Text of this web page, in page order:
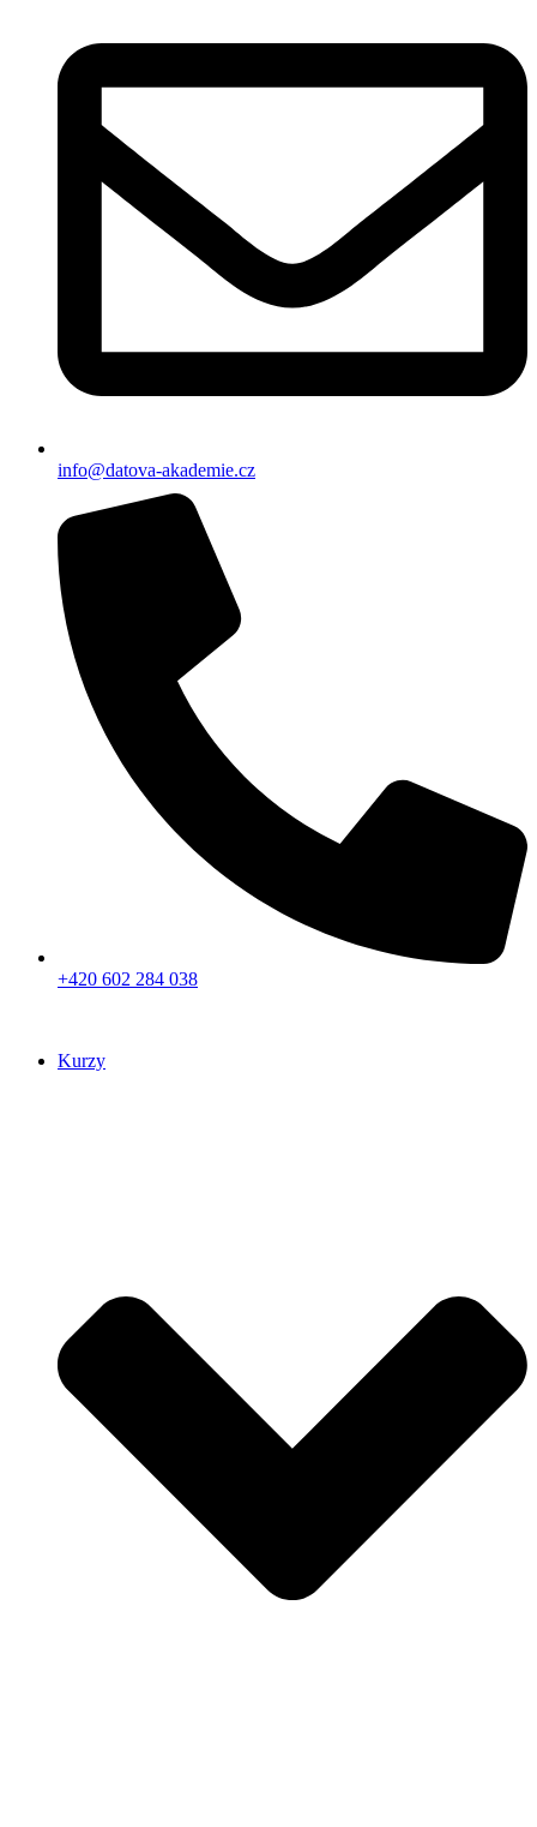
info@datova-akademie.cz
+420 602 284 038
Kurzy